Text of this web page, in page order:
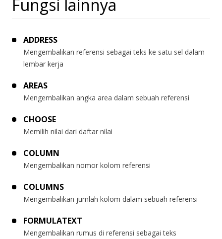
Fungsi lainnya
ADDRESS
Mengembalikan referensi sebagai teks ke satu sel dalam
lembar kerja
AREAS
Mengembalikan angka area dalam sebuah referensi
CHOOSE
Memilih nilai dari daftar nilai
COLUMN
Mengembalikan nomor kolom referensi
COLUMNS
Mengembalikan jumlah kolom dalam sebuah referensi
FORMULATEXT
Mengembalikan rumus di referensi sebagai teks